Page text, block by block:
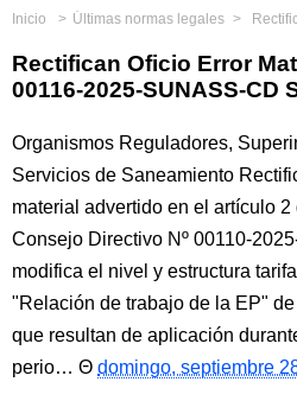
Inicio Últimas normas legales Rectifican
Rectifican Oficio Error
00116-2025-SUNASS-CD
Organismos Reguladores,
Servicios de Saneamiento
material advertido en el artículo
Consejo Directivo Nº 00110-
modifica el nivel y estructura
"Relación de trabajo de la EP"
que resultan de aplicación
perio…
domingo, septiembre